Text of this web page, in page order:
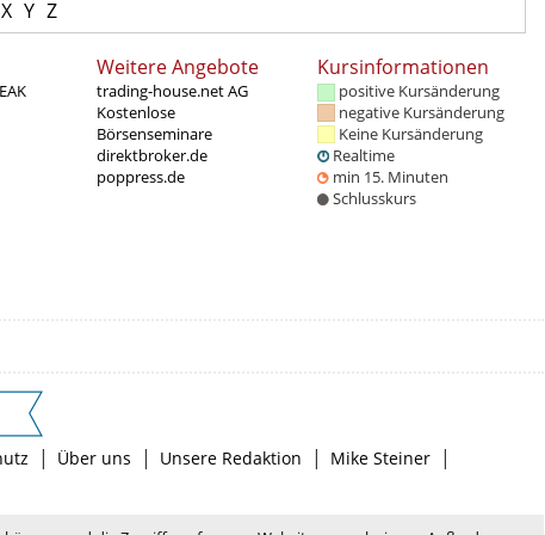
X Y Z
Weitere Angebote
trading-house.net AG
Kostenlose
Börsenseminare
direktbroker.de
poppress.de
Kursinformationen
positive Kursänderung
negative Kursänderung
Keine Kursänderung
Realtime
min 15. Minuten
Schlusskurs
| Über uns | Unsere Redaktion | Mike Steiner |